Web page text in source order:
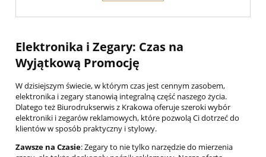
Elektronika i Zegary: Czas na
Wyjątkową Promocję
W dzisiejszym świecie, w którym czas jest cennym zasobem,
elektronika i zegary stanowią integralną część naszego życia.
Dlatego też Biurodrukserwis z Krakowa oferuje szeroki wybór
elektroniki i zegarów reklamowych, które pozwolą Ci dotrzeć do
klientów w sposób praktyczny i stylowy.
Zawsze na Czasie: Zegary to nie tylko narzędzie do mierzenia